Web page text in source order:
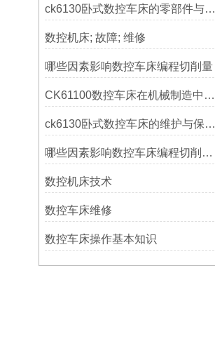
ck6130卧式数控车床的零部件与配置解析
数控机床; 故障; 维修
哪些因素影响数控车床编程切削量
CK61100数控车床在机械制造中的实际表现
ck6130卧式数控车床的维护与保养策略
哪些因素影响数控车床编程切削量？
数控机床技术
数控车床维修
数控车床操作基本知识